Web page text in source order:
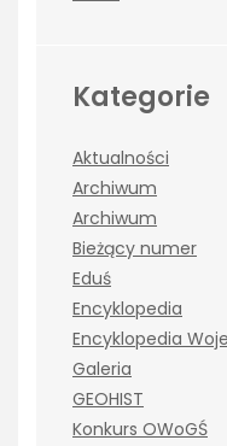
Kategorie
Aktualności
Archiwum
Archiwum
Bieżący numer
Eduś
Encyklopedia
Encyklopedia
Galeria
GEOHIST
Konkurs OWoGŚ